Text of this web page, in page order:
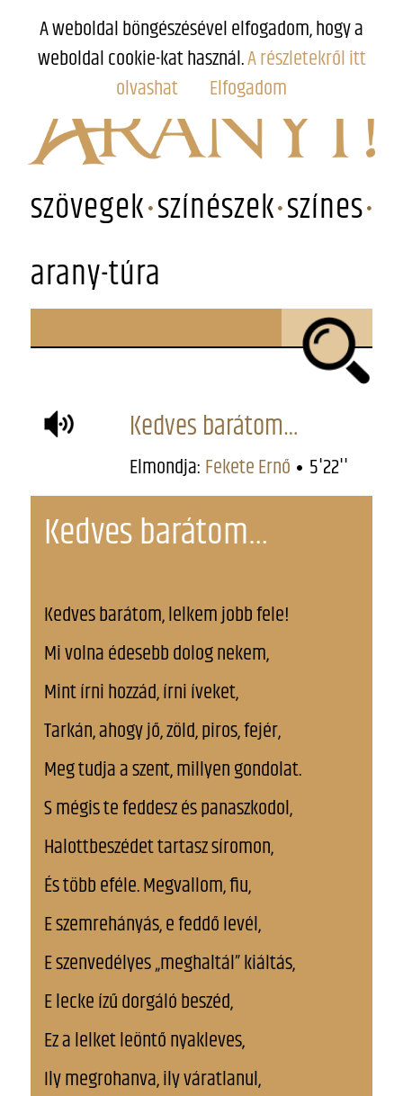
szövegek színészek színes
arany-túra
Kedves barátom…
Elmondja: Fekete Ernő 5'22''
Kedves barátom…
Kedves barátom, lelkem jobb fele!
Mi volna édesebb dolog nekem,
Mint írni hozzád, írni íveket,
Tarkán, ahogy jő, zöld, piros, fejér,
Meg tudja a szent, millyen gondolat.
S mégis te feddesz és panaszkodol,
Halottbeszédet tartasz síromon,
És több eféle. Megvallom, fiu,
E szemrehányás, e feddő levél,
E szenvedélyes „meghaltál” kiáltás,
E lecke ízű dorgáló beszéd,
Ez a lelket leöntő nyakleves,
Ily megrohanva, ily váratlanul,
A weboldal böngészésével elfogadom, hogy a
weboldal cookie-kat használ.A részletekről itt
olvashat
Elfogadom